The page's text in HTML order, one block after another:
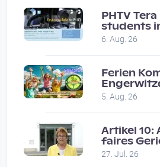
Vor 1 month 1 week
Eure Show war super :-
Vor 1 month 2 weeks
PHTV
students
people on
6. Aug. 26
Ferien
5. Aug. 26
Artikel 10:
27. Jul. 26